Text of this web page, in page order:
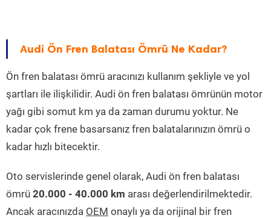
Audi Ön Fren Balatası Ömrü Ne Kadar?
Ön fren balatası ömrü aracınızı kullanım şekliyle ve yol
şartları ile ilişkilidir. Audi ön fren balatası ömrünün motor
yağı gibi somut km ya da zaman durumu yoktur. Ne
kadar çok frene basarsanız fren balatalarınızın ömrü o
kadar hızlı bitecektir.
Oto servislerinde genel olarak, Audi ön fren balatası
ömrü 20.000 - 40.000 km arası değerlendirilmektedir.
Ancak aracınızda OEM onaylı ya da orijinal bir fren